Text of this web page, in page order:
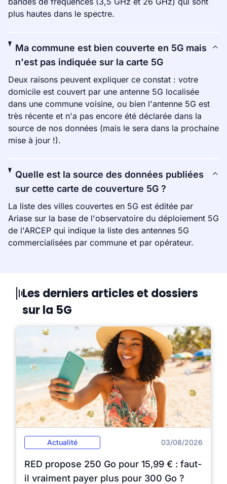
plus hautes dans le spectre.
Ma commune est bien couverte en 5G mais
n'est pas indiquée sur la carte 5G
Deux raisons peuvent expliquer ce constat : votre
domicile est couvert par une antenne 5G localisée
dans une commune voisine, ou bien l'antenne 5G est
très récente et n'a pas encore été déclarée dans la
source de nos données (mais le sera dans la prochaine
mise à jour !).
Quelle est la source des données publiées
sur cette carte de couverture 5G ?
La liste des villes couvertes en 5G est éditée par
Ariase sur la base de l'observatoire du déploiement 5G
de l'ARCEP qui indique la liste des antennes 5G
commercialisées par commune et par opérateur.
Les derniers articles et dossiers
sur la 5G
Actualité 03/08/2026
RED propose 250 Go pour 15,99 € : faut-
il vraiment payer plus pour 300 Go ?